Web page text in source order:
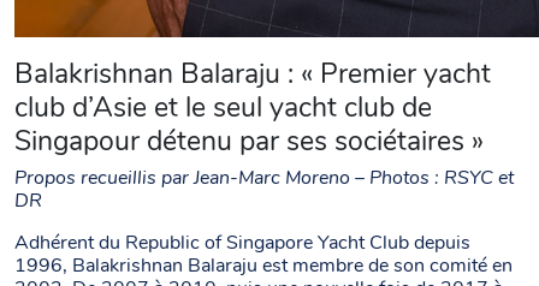
Balakrishnan Balaraju : « Premier yacht
club d’Asie et le seul yacht club de
Singapour détenu par ses sociétaires »
Propos recueillis par Jean-Marc Moreno – Photos : RSYC et
DR
Adhérent du Republic of Singapore Yacht Club depuis
1996, Balakrishnan Balaraju est membre de son comité en